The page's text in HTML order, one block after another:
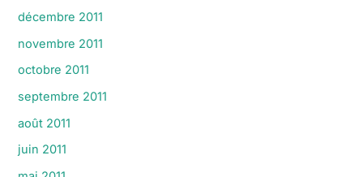
décembre 2011
novembre 2011
octobre 2011
septembre 2011
août 2011
juin 2011